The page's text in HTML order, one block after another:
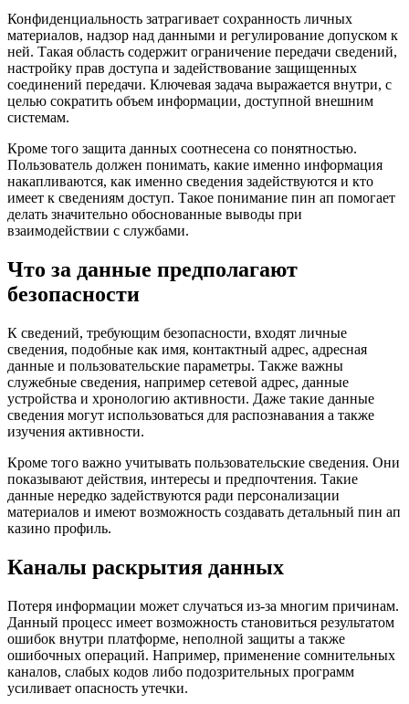
Конфиденциальность затрагивает сохранность личных
материалов, надзор над данными и регулирование допуском к
ней. Такая область содержит ограничение передачи сведений,
настройку прав доступа и задействование защищенных
соединений передачи. Ключевая задача выражается внутри, с
целью сократить объем информации, доступной внешним
системам.
Кроме того защита данных соотнесена со понятностью.
Пользователь должен понимать, какие именно информация
накапливаются, как именно сведения задействуются и кто
имеет к сведениям доступ. Такое понимание пин ап помогает
делать значительно обоснованные выводы при
взаимодействии с службами.
Что за данные предполагают
безопасности
К сведений, требующим безопасности, входят личные
сведения, подобные как имя, контактный адрес, адресная
данные и пользовательские параметры. Также важны
служебные сведения, например сетевой адрес, данные
устройства и хронологию активности. Даже такие данные
сведения могут использоваться для распознавания а также
изучения активности.
Кроме того важно учитывать пользовательские сведения. Они
показывают действия, интересы и предпочтения. Такие
данные нередко задействуются ради персонализации
материалов и имеют возможность создавать детальный пин ап
казино профиль.
Каналы раскрытия данных
Потеря информации может случаться из-за многим причинам.
Данный процесс имеет возможность становиться результатом
ошибок внутри платформе, неполной защиты а также
ошибочных операций. Например, применение сомнительных
каналов, слабых кодов либо подозрительных программ
усиливает опасность утечки.